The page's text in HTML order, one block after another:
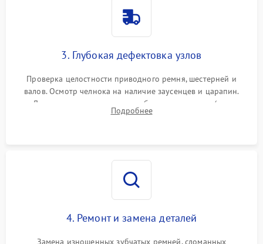
3. Глубокая дефектовка узлов
Проверка целостности приводного ремня, шестерней и
валов. Осмотр челнока на наличие заусенцев и царапин.
Диагностика электромотора, блока управления (для
компьютерных машин), нитевдевателя и механизма
Подробнее
4. Ремонт и замена деталей
Замена изношенных зубчатых ремней, сломанных